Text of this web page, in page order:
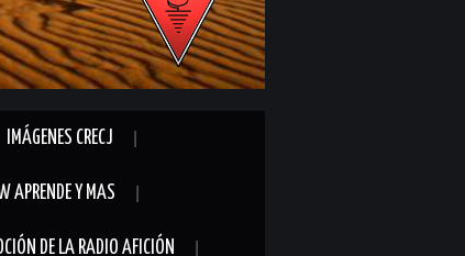
IMÁGENES CRECJ
APRENDE Y MAS
DE LA RADIO AFICIÓN